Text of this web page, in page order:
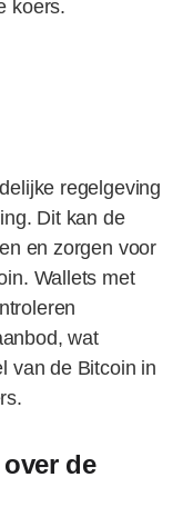
koers.
regelgeving
Dit kan de
en zorgen voor
Wallets met
wat
van de Bitcoin in
de